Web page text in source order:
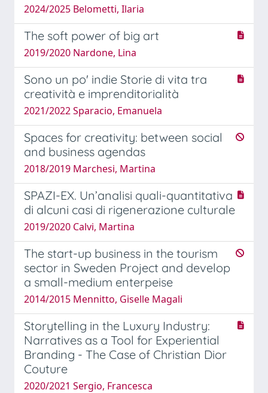
2024/2025 Belometti, Ilaria
The soft power of big art
2019/2020 Nardone, Lina
Sono un po' indie Storie di vita tra
creatività e imprenditorialità
2021/2022 Sparacio, Emanuela
Spaces for creativity: between social
and business agendas
2018/2019 Marchesi, Martina
SPAZI-EX. Un’analisi quali-quantitativa
di alcuni casi di rigenerazione culturale
2019/2020 Calvi, Martina
The start-up business in the tourism
sector in Sweden Project and develop
a small-medium enterpeise
2014/2015 Mennitto, Giselle Magali
Storytelling in the Luxury Industry:
Narratives as a Tool for Experiential
Branding - The Case of Christian Dior
Couture
2020/2021 Sergio, Francesca